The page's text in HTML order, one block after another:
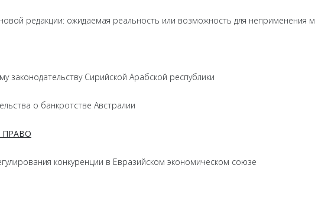
редакции: ожидаемая реальность или возможность для неприменения
законодательству Сирийской Арабской республики
о банкротстве Австралии
конкуренции в Евразийском экономическом союзе